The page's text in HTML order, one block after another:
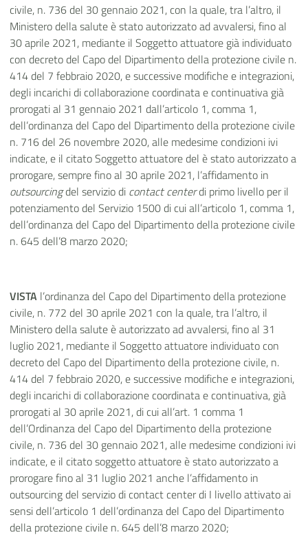
civile, n. 736 del 30 gennaio 2021, con la quale, tra l’altro, il
Ministero della salute è stato autorizzato ad avvalersi, fino al
30 aprile 2021, mediante il Soggetto attuatore già individuato
con decreto del Capo del Dipartimento della protezione civile n.
414 del 7 febbraio 2020, e successive modifiche e integrazioni,
degli incarichi di collaborazione coordinata e continuativa già
prorogati al 31 gennaio 2021 dall’articolo 1, comma 1,
dell’ordinanza del Capo del Dipartimento della protezione civile
n. 716 del 26 novembre 2020, alle medesime condizioni ivi
indicate, e il citato Soggetto attuatore del è stato autorizzato a
prorogare, sempre fino al 30 aprile 2021, l’affidamento in
outsourcingdel servizio di contact centerdi primo livello per il
potenziamento del Servizio 1500 di cui all’articolo 1, comma 1,
dell’ordinanza del Capo del Dipartimento della protezione civile
n. 645 dell’8 marzo 2020;
VISTA l’ordinanza del Capo del Dipartimento della protezione
civile, n. 772 del 30 aprile 2021 con la quale, tra l’altro, il
Ministero della salute è autorizzato ad avvalersi, fino al 31
luglio 2021, mediante il Soggetto attuatore individuato con
decreto del Capo del Dipartimento della protezione civile, n.
414 del 7 febbraio 2020, e successive modifiche e integrazioni,
degli incarichi di collaborazione coordinata e continuativa, già
prorogati al 30 aprile 2021, di cui all’art. 1 comma 1
dell’Ordinanzadel Capo del Dipartimento della protezione
civile, n. 736 del 30 gennaio 2021, alle medesime condizioni ivi
indicate, e il citato soggetto attuatore è stato autorizzato a
prorogare fino al 31 luglio 2021 anche l’affidamento in
outsourcing del servizio di contact center di I livello attivato ai
sensi dell’articolo 1 dell’ordinanza del Capo del Dipartimento
della protezione civile n. 645 dell’8 marzo 2020;